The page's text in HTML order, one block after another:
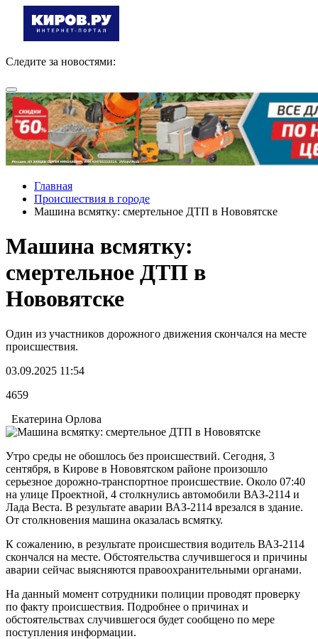
Следите за новостями:
Главная
Происшествия в городе
Машина всмятку: смертельное ДТП в Нововятске
Машина всмятку:
смертельное ДТП в
Нововятске
Один из участников дорожного движения скончался на месте
происшествия.
03.09.2025 11:54
4659
Екатерина Орлова
Утро среды не обошлось без происшествий. Сегодня, 3
сентября, в Кирове в Нововятском районе произошло
серьезное дорожно-транспортное происшествие. Около 07:40
на улице Проектной, 4 столкнулись автомобили ВАЗ-2114 и
Лада Веста. В результате аварии ВАЗ-2114 врезался в здание.
От столкновения машина оказалась всмятку.
К сожалению, в результате происшествия водитель ВАЗ-2114
скончался на месте. Обстоятельства случившегося и причины
аварии сейчас выясняются правоохранительными органами.
На данный момент сотрудники полиции проводят проверку
по факту происшествия. Подробнее о причинах и
обстоятельствах случившегося будет сообщено по мере
поступления информации.